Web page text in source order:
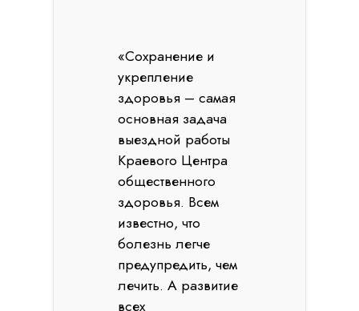
«Сохранение и
укрепление
здоровья – самая
основная задача
выездной работы
Краевого Центра
общественного
здоровья. Всем
известно, что
болезнь легче
предупредить, чем
лечить. А развитие
всех